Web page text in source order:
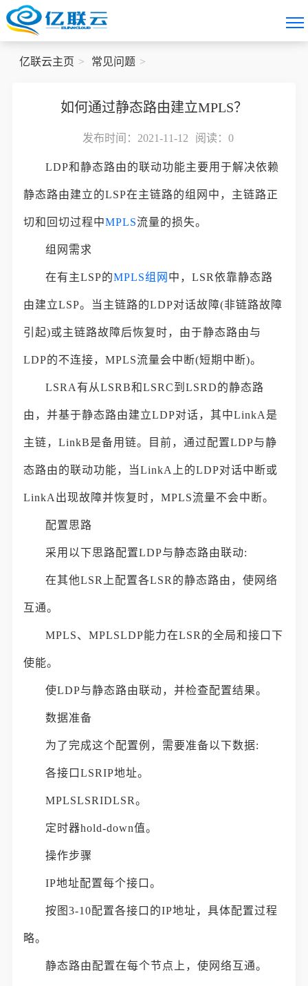
亿联云主页 常见问题
如何通过静态路由建立MPLS？
发布时间：2021-11-12 阅读： 0
LDP和静态路由的联动功能主要用于解决依赖
静态路由建立的LSP在主链路的组网中，主链路正
切和回切过程中MPLS流量的损失。
组网需求
在有主LSP的MPLS组网 中，LSR依靠静态路
由建立LSP。当主链路的LDP对话故障(非链路故障
引起)或主链路故障后恢复时，由于静态路由与
LDP的不连接，MPLS流量会中断(短期中断)。
LSRA有从LSRB和LSRC到LSRD的静态路
由，并基于静态路由建立LDP对话，其中LinkA是
主链，LinkB是备用链。目前，通过配置LDP与静
态路由的联动功能，当LinkA上的LDP对话中断或
LinkA出现故障并恢复时，MPLS流量不会中断。
配置思路
采用以下思路配置LDP与静态路由联动:
在其他LSR上配置各LSR的静态路由，使网络
互通。
MPLS、MPLSLDP能力在LSR的全局和接口下
使能。
使LDP与静态路由联动，并检查配置结果。
数据准备
为了完成这个配置例，需要准备以下数据:
各接口LSRIP地址。
MPLSLSRIDLSR。
定时器hold-down值。
操作步骤
IP地址配置每个接口。
按图3-10配置各接口的IP地址，具体配置过程
略。
静态路由配置在每个节点上，使网络互通。